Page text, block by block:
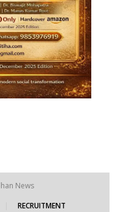
News
RECRUITMENT